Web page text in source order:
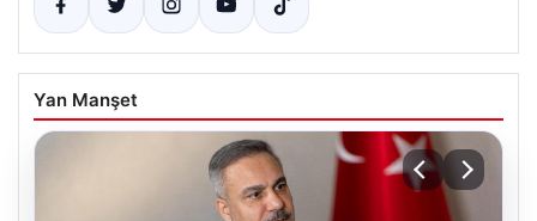
Yan Manşet